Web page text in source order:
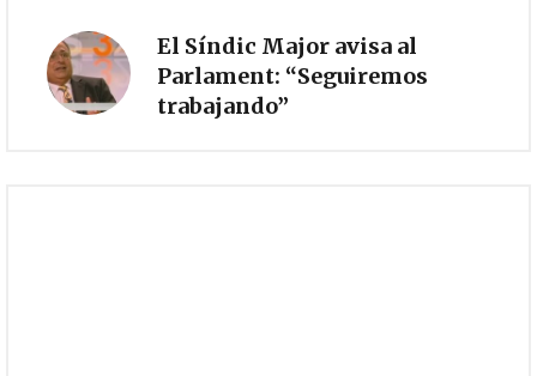
El Síndic Major avisa al
Parlament: “Seguiremos
trabajando”